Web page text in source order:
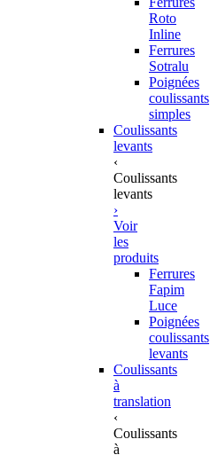
Roto
Inline
Ferrures
Sotralu
Poignées
coulissants
simples
Coulissants
levants
‹
Coulissants
levants
›
Voir
les
produits
Ferrures
Fapim
Luce
Poignées
coulissants
levants
Coulissants
à
translation
‹
Coulissants
à